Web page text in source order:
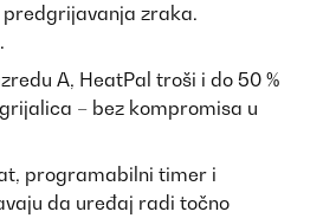
predgrijavanja zraka.
A, HeatPal troši i do 50 %
– bez kompromisa u
programabilni timer i
da uređaj radi točno